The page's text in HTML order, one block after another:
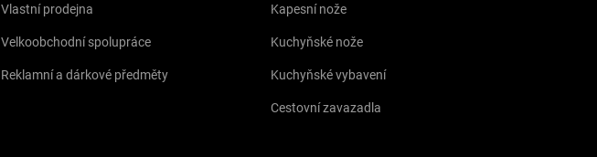
Vlastní prodejna
Velkoobchodní spolupráce
Reklamní a dárkové předměty
Kapesní nože
Kuchyňské nože
Kuchyňské vybavení
Cestovní zavazadla